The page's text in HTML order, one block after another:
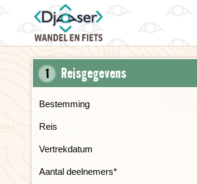
1 Reisgegevens
Bestemming
Reis
Vertrekdatum
Aantal deelnemers*